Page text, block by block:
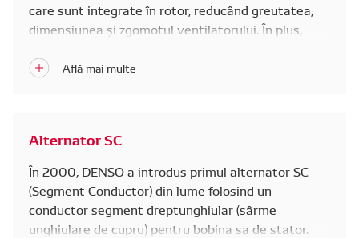
care sunt integrate în rotor, reducând greutatea,
dimensiunea și zgomotul ventilatorului. În plus,
împreună cu un diametru mai mic al fuliilor, ajută la
Alternator SC
În 2000, DENSO a introdus primul alternator SC
(Segment Conductor) din lume folosind un
conductor segment dreptunghiular (sârme
unghiulare de cupru) pentru bobina sa de stator.